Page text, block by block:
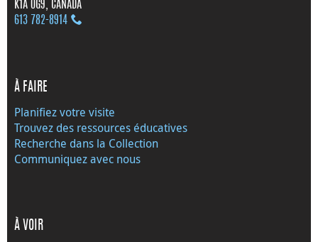
K1A 0G9, CANADA
613 782‑8914
À FAIRE
Planifiez votre visite
Trouvez des ressources éducatives
Recherche dans la Collection
Communiquez avec nous
À VOIR